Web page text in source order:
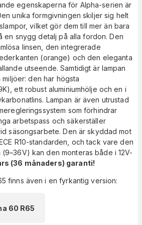
egenskaperna för Alpha-serien är
unika formgivningen skiljer sig helt
vilket gör dem till mer än bara
en snygg detalj på alla fordon. Den
linsen, den integrerade
(orange) och den eleganta
utseende. Samtidigt är lampan
den har högsta
ett robust aluminiumhölje och en i
Lampan är även utrustad
som förhindrar
arbetspass och säkerställer
säsongsarbete. Den är skyddad mot
R10-standarden, och tack vare den
kan den monteras både i 12V-
(36 månaders) garanti!
finns även i en fyrkantig version:
60 R65